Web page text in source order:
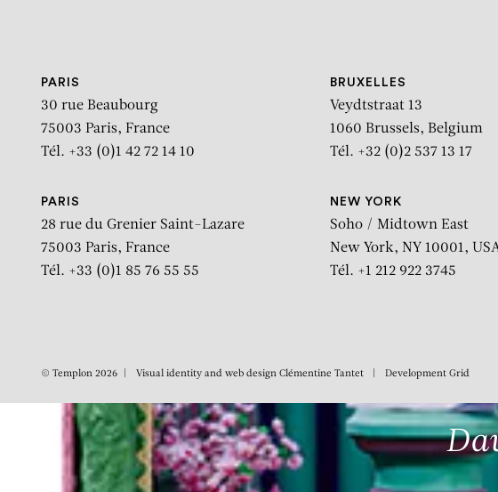
PARIS
30 rue Beaubourg
75003 Paris, France
Tél. +33 (0)1 42 72 14 10
BRUXELLES
Veydtstraat 13
1060 Brussels, Belgium
Tél. +32 (0)2 537 13 17
PARIS
28 rue du Grenier Saint-Lazare
75003 Paris, France
Tél. +33 (0)1 85 76 55 55
NEW YORK
Soho / Midtown East
New York, NY 10001,
Tél. +1 212 922 3745
© Templon 2026 Visual identity and web design Clémentine Tantet Development Grid